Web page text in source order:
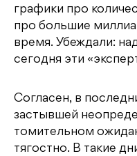
графики про
про большие
время. Убеждали:
сегодня эти
Согласен, в
застывшей
томительном
тягостно. В такие